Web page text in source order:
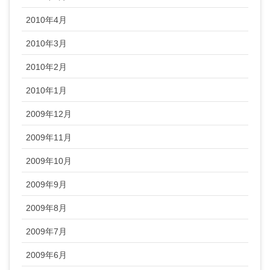
2010年4月
2010年3月
2010年2月
2010年1月
2009年12月
2009年11月
2009年10月
2009年9月
2009年8月
2009年7月
2009年6月